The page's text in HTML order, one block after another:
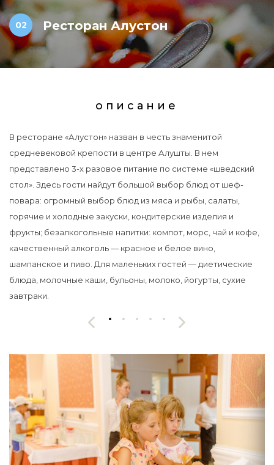
Ресторан Алустон
описание
В ресторане «Алустон» назван в честь знаменитой
средневековой крепости в центре Алушты. В нем
представлено 3-х разовое питание по системе «шведский
стол». Здесь гости найдут большой выбор блюд от шеф-
повара: огромный выбор блюд из мяса и рыбы, салаты,
горячие и холодные закуски, кондитерские изделия и
фрукты; безалкогольные напитки: компот, морс, чай и кофе,
качественный алкоголь — красное и белое вино,
шампанское и пиво. Для маленьких гостей — диетические
блюда, молочные каши, бульоны, молоко, йогурты, сухие
завтраки.